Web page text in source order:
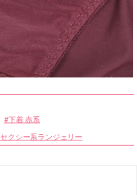
下着 赤系
セクシー系ランジェリー